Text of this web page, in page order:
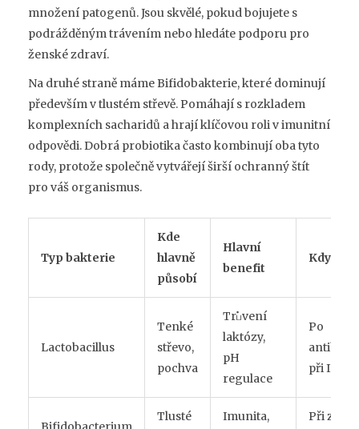
množení patogenů. Jsou skvělé, pokud bojujete s
podrážděným trávením nebo hledáte podporu pro
ženské zdraví.
Na druhé straně mámeBifidobakterie, které dominují
především v tlustém střevě. Pomáhají s rozkladem
komplexních sacharidů a hrají klíčovou roli v imunitní
odpovědi. Dobrá probiotika často kombinují oba tyto
rody, protože společně vytvářejí širší ochranný štít
pro váš organismus.
Typ bakterie
Kde
hlavně
působí
Hlavní
benefit
Kdy
Lactobacillus
Tenké
střevo,
pochva
Trப்vení
laktózy,
pH
regulace
Po
při IBS
Tlusté
Imunita,
Při